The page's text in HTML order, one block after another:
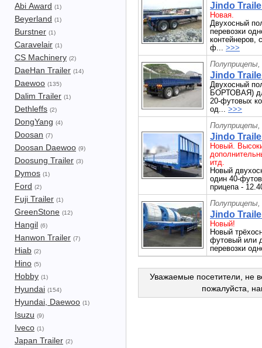
Abi Award (1)
Beyerland (1)
Burstner (1)
Caravelair (1)
CS Machinery (2)
DaeHan Trailer (14)
Daewoo (135)
Dalim Trailer (1)
Dethleffs (2)
DongYang (4)
Doosan (7)
Doosan Daewoo (9)
Doosung Trailer (3)
Dymos (1)
Ford (2)
Fuji Trailer (1)
GreenStone (12)
Hangil (6)
Hanwon Trailer (7)
Hiab (2)
Hino (5)
Hobby (1)
Hyundai (154)
Hyundai, Daewoo (1)
Isuzu (9)
Iveco (1)
Japan Trailer (2)
Jindo
Новая.
Двухосный
перевозки
контейнеров,
ф... >>>
Jindo
Двухосный
БОРТОВАЯ)
20-футовых
од... >>>
Jindo
Новый.
итд.
Новый
один 40-
прицепа -
Jindo
Новый!
Новый
футовый или
перевозки
Уважаемые посетители, не
пожалуйста,